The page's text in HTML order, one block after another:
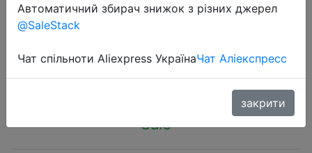
Home Use
$5.53
Sale
Автоматичний збирач знижок з різних джерел
@SaleStack
Чат спільноти Aliexpress УкраїнаЧат Аліекспресс
закрити